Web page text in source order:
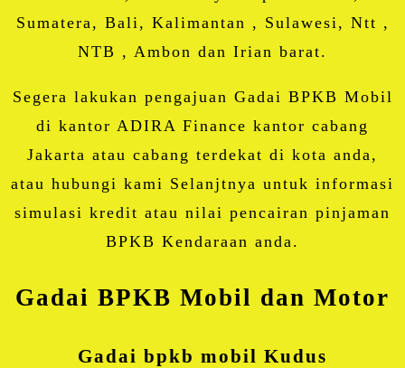
Sumatera, Bali, Kalimantan , Sulawesi, Ntt ,
NTB , Ambon dan Irian barat.
Segera lakukan pengajuan Gadai BPKB Mobil
di kantor ADIRA Finance kantor cabang
Jakarta atau cabang terdekat di kota anda,
atau hubungi kami Selanjtnya untuk informasi
simulasi kredit atau nilai pencairan pinjaman
BPKB Kendaraan anda.
Gadai BPKB Mobil dan Motor
Gadai bpkb mobil Kudus